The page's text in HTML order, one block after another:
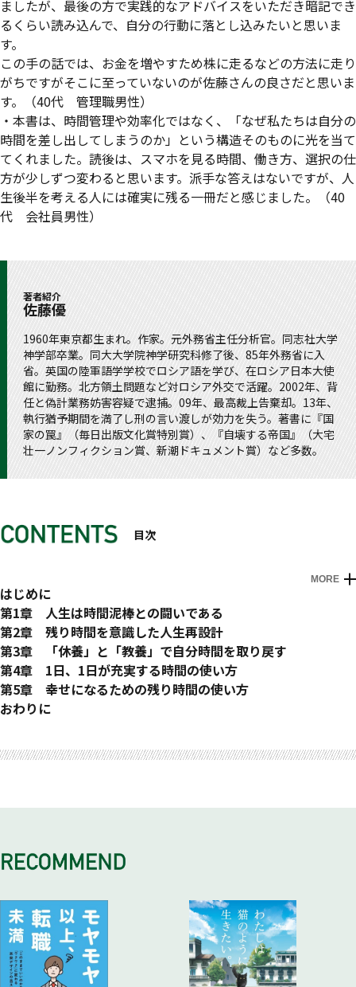
ましたが、最後の方で実践的なアドバイスをいただき暗記でき
るくらい読み込んで、自分の行動に落とし込みたいと思いま
す。
この手の話では、お金を増やすため株に走るなどの方法に走り
がちですがそこに至っていないのが佐藤さんの良さだと思いま
す。（40代 管理職男性）
・本書は、時間管理や効率化ではなく、「なぜ私たちは自分の
時間を差し出してしまうのか」という構造そのものに光を当て
てくれました。読後は、スマホを見る時間、働き方、選択の仕
方が少しずつ変わると思います。派手な答えはないですが、人
生後半を考える人には確実に残る一冊だと感じました。（40
代 会社員男性）
著者紹介
佐藤優
1960年東京都生まれ。作家。元外務省主任分析官。同志社大学
神学部卒業。同大大学院神学研究科修了後、85年外務省に入
省。英国の陸軍語学学校でロシア語を学び、在ロシア日本大使
館に勤務。北方領土問題など対ロシア外交で活躍。2002年、背
任と偽計業務妨害容疑で逮捕。09年、最高裁上告棄却。13年、
執行猶予期間を満了し刑の言い渡しが効力を失う。著書に『国
家の罠』（毎日出版文化賞特別賞）、『自壊する帝国』（大宅
壮一ノンフィクション賞、新潮ドキュメント賞）など多数。
目次
MORE
はじめに
第1章 人生は時間泥棒との闘いである
「時間泥棒」に時間を奪われているという感覚がない
労働力の搾取とは「持ち時間」の搾取である
私たちの「賃金」は利益の分配ではない
会社の利益は従業員のタダ働き分に過ぎない
搾取をするには長時間働かせることが一番
漫然と過ごしているとお金と時間を削り取られる
時間を奪う者の正体をどう見極めるか？
時間には「2つの時間」がある
えるか
「クロノス」と「カイロス」の時間を考える
カイロスは人によっても、立場や状況によっても変わる
自主性や主体性というものを一度疑ってみる
仕事も結婚も、私たちは自分で選んでいない！？
「自分の時間を守る」と強く意識しなければならない
第2章 残り時間を意識した人生再設計
「自分時間」と「他者時間」を意識して仕分ける
目的論的な考え方で時間を先取りする
目的論的に活動をしている女優、小芝風花さん
人生の目的と使命によって時間の質が変わる
45歳から時間の質と使い方が変わる
引き算の時間を楽しむコツとは？
定年という区切りをどう意識し、どう生かすか？
収入の基準をコンビニのアルバイトにする
第3章 「休養」と「教養」で自分時間を取り戻す
「休養」と「教養」の意外なメリットとは？
仕事人間こそ「怠惰」である
資本論から読み解く休養の意味
新自由主義の台頭で社会の二極化が進んだ
働き方改革は人道的な意味で行っているわけではない
お金をかけずに教養を身につける方法
なぜ働いているのに本が読めないのか
瞑想の時間を取り入れて自分時間を確保する
第4章 1日、1日が充実する時間の使い方
使い方①朝の時間を活用することで持ち時間が一気に増える
使い方②日記や記録をつけて時間を意味づけする
使い方④時間の「天引き」を習慣化する
使い方⑤自分の能力の限界値を知る
使い方⑦情報を意識して遮断する
使い方⑩上手な時間の見せ方、演出を考える
第5章 幸せになるための残り時間の使い方
残りの時間で何を残し、何を引き継ぐか？
定年したらモノサシを変えてみる
働きさえすれば人は食べていける
おわりに